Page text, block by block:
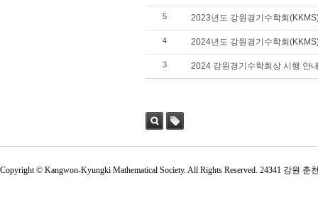
5 2023년도 강원경기수학회
4 2024년도 강원경기수학회
3 2024 강원경기수학회상 시행 안
Copyright © Kangwon-Kyungki Mathematical Society. All Rights Reserved. 24341 강원